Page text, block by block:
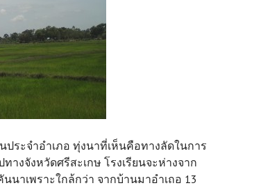
ระจำอำเภอ ทุ่งนาที่เห็นคือทางลัดในการ
างจังหวัดศรีสะเกษ โรงเรียนจะห่างจาก
นาเพราะใกล้กว่า จากบ้านมาอำเถอ 13